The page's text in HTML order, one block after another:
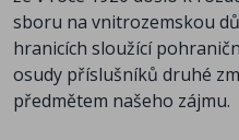
sboru na vnitrozemskou
hranicích sloužící
osudy příslušníků druhé
předmětem našeho zájmu.